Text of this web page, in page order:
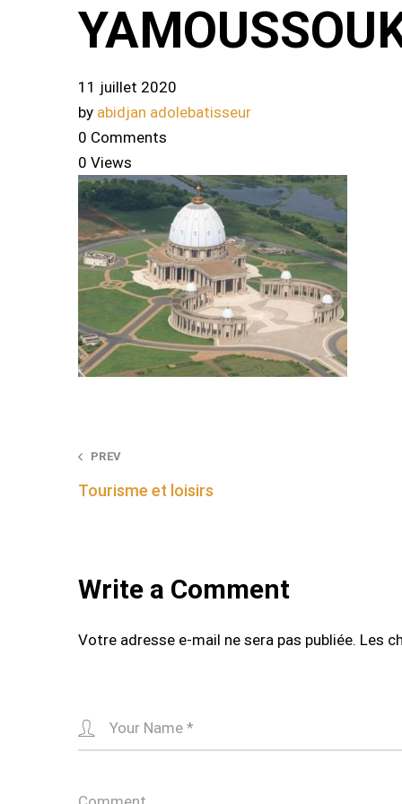
11 juillet 2020
by abidjan adolebatisseur
0 Comments
0 Views
Post
navigation
PREV
Tourisme et loisirs
Write a Comment
Votre adresse e-mail ne sera pas publiée. Les